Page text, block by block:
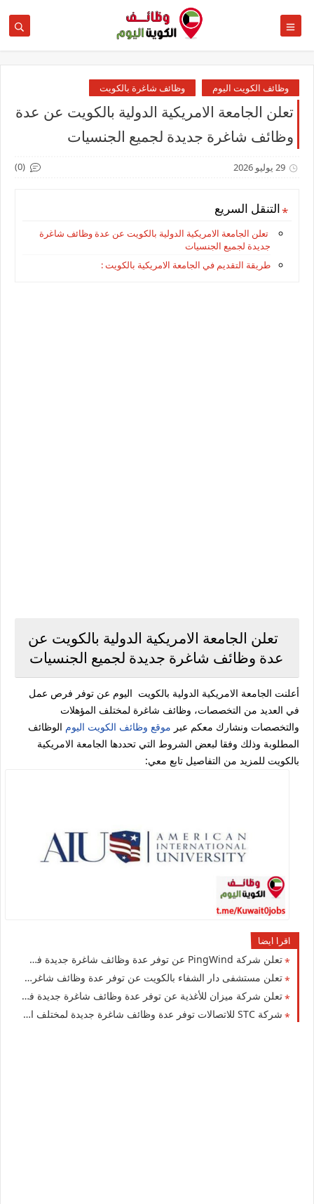
وظائف الكويت اليوم وظائف شاغرة بالكويت
تعلن الجامعة الامريكية الدولية بالكويت عن عدة
وظائف شاغرة جديدة لجميع الجنسيات
29 يوليو 2026 (0)
التنقل السريع
تعلن الجامعة الامريكية الدولية بالكويت عن عدة وظائف شاغرة
جديدة لجميع الجنسيات
طريقة التقديم في الجامعة الامريكية بالكويت :
تعلن الجامعة الامريكية الدولية بالكويت عن
عدة وظائف شاغرة جديدة لجميع الجنسيات
أعلنت الجامعة الامريكية الدولية بالكويت اليوم عن توفر فرص عمل
في العديد من التخصصات، وظائف شاغرة لمختلف المؤهلات
والتخصصات ونشارك معكم عبر موقع وظائف الكويت اليوم الوظائف
المطلوبة وذلك وفقا لبعض الشروط التي تحددها الجامعة الامريكية
بالكويت للمزيد من التفاصيل تابع معي:
اقرا ايضا
تعلن شركة ‏PingWind‏ عن توفر عدة وظائف شاغرة جديدة في مختلف التخصصات في الكويت
تعلن مستشفى دار الشفاء بالكويت عن توفر عدة وظائف شاغرة لجميع الجنسيات
تعلن شركة ميزان للأغذية عن توفر عدة وظائف شاغرة جديدة في مختلف التخصصات في الكويت
شركة STC للاتصالات توفر عدة وظائف شاغرة جديدة لمختلف التخصصات لجميع الجنسيات في الكويت